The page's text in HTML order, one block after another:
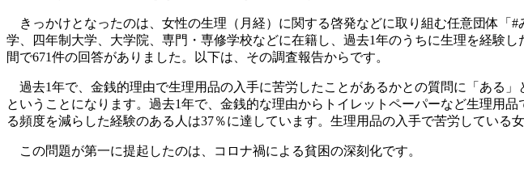
きっかけとなったのは、女性の生理（月経）に関する啓発などに取り組む任意団体「#
学、四年制大学、大学院、専門・専修学校などに在籍し、過去1年のうちに生理を経験
間で671件の回答がありました。以下は、その調査報告からです。
過去1年で、金銭的理由で生理用品の入手に苦労したことがあるかとの質問に「ある
ということになります。過去1年で、金銭的な理由からトイレットペーパーなど生理用
る頻度を減らした経験のある人は37％に達しています。生理用品の入手で苦労している
この問題が第一に提起したのは、コロナ禍による貧困の深刻化です。